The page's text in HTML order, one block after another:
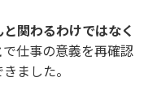
関わるわけではなく
で仕事の意義を再確認
ました。